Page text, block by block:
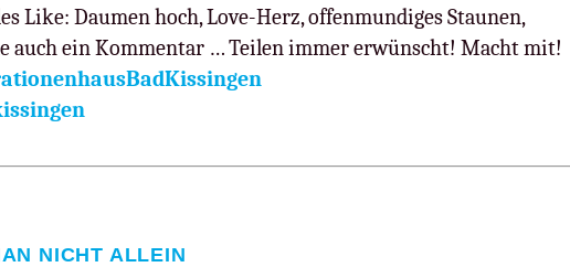
Like: Daumen hoch, Love-Herz,offenmundigesStaunen,
auch ein Kommentar … Teilen immer erwünscht! Macht mit!
NICHT ALLEIN